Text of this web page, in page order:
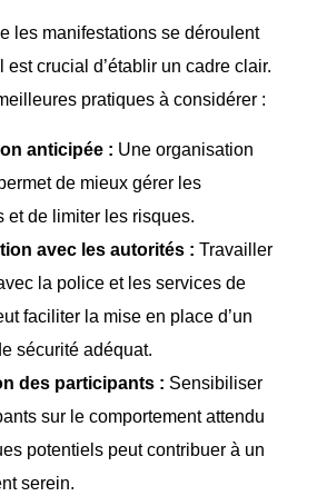
les manifestations se déroulent
crucial d’établir un cadre clair.
pratiques à considérer :
anticipée : Une organisation
de mieux gérer les
et de limiter les risques.
avec les autorités : Travailler
la police et les services de
faciliter la mise en place d’un
sécurité adéquat.
des participants : Sensibiliser
sur le comportement attendu
potentiels peut contribuer à un
serein.